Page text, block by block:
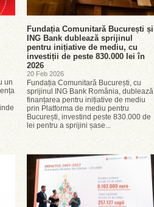
un
Fundația Comunitară București și
ING Bank dublează sprijinul
pentru inițiative de mediu, cu
investiții de peste 830.000 lei în
2026
20 Feb 2026
Fundația Comunitară București, cu
sprijinul ING Bank România, dublează
finanțarea pentru inițiative de mediu
prin Platforma de mediu pentru
București, investind peste 830.000 de
lei pentru a sprijini șase...